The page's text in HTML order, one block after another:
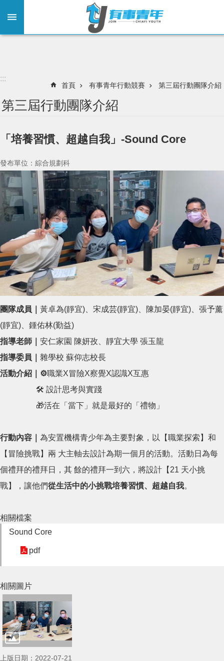
:::
首頁 有事青年行動競賽 第三屆行動團隊介紹
第三屆行動團隊介紹
「培養習慣、超越自我」-Sound Core
發布單位：綜合規劃科
團隊成員｜ 黃卓為(靜宜)、宋成芸(靜宜)、陳加晏(靜宜)、張予薰
(靜宜)、鍾佑林(勤益)
指導老師｜ 安仁家園 陳妍孜、靜宜大學 張玉龍
指導委員｜ 雜學校 蘇仰志校長
活動介紹｜⚙️職業X冒險X察覺X認識X互惠
🛠 設計思考與實踐
🎁活在「當下」就是最好的「禮物」
行動內容｜ 為安置機構青少年為主要對象，以【職業探索】和
【冒險挑戰】兩 大主軸去設計為期一個月的活動。活動日為每
個禮拜的禮拜日，其 餘的禮拜一到六，將設計【21 天小挑
戰】，讓他們從生活中的小挑戰培養習慣、超越自我。
相關檔案
Sound Core
pdf
相關圖片
上版日期：2022-07-21